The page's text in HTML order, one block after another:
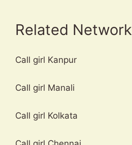
Related Network
Call girl Kanpur
Call girl Manali
Call girl Kolkata